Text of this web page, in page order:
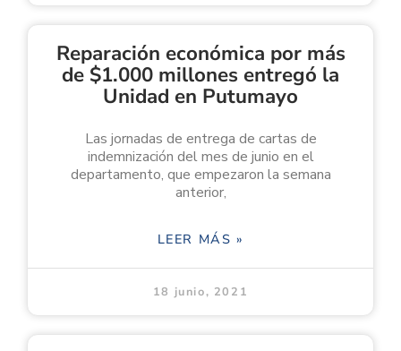
Reparación económica por más
de $1.000 millones entregó la
Unidad en Putumayo
Las jornadas de entrega de cartas de
indemnización del mes de junio en el
departamento, que empezaron la semana
anterior,
LEER MÁS »
18 junio, 2021